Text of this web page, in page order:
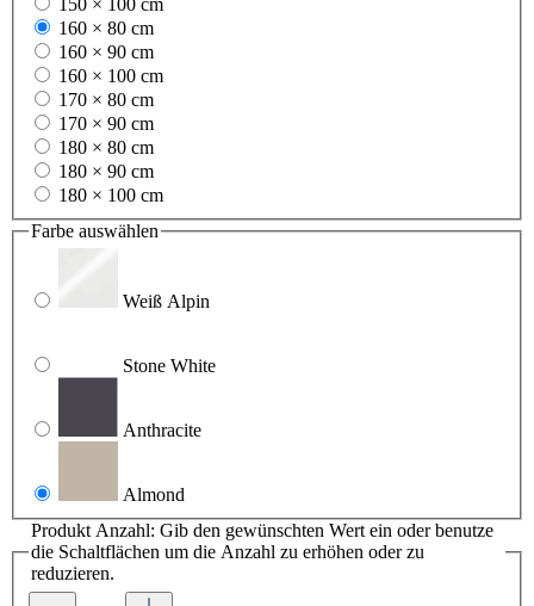
160 × 80 cm
160 × 90 cm
160 × 100 cm
170 × 80 cm
170 × 90 cm
180 × 80 cm
180 × 90 cm
180 × 100 cm
Farbe auswählen
Weiß Alpin
Stone White
Anthracite
Almond
Produkt Anzahl: Gib den gewünschten Wert ein oder benutze
die Schaltflächen um die Anzahl zu erhöhen oder zu
reduzieren.